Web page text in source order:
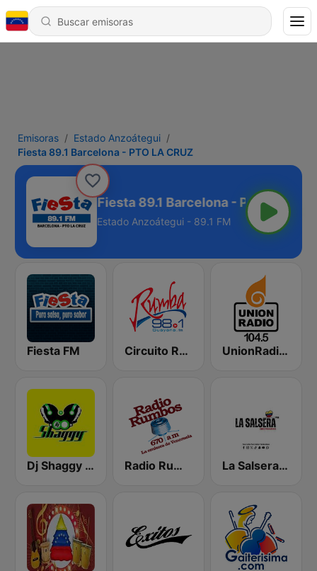
Emisoras
Estado Anzoátegui
Fiesta 89.1 Barcelona - PTO LA CRUZ
Fiesta 89.1 Barcelona - PTO LA
Estado Anzoátegui - 89.1 FM
Fiesta FM Circuito Rumba - Guayana UnionRadio 104.5
Dj Shaggy Venezuela Radio Rumbos La Salsera FM